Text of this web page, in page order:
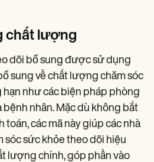
chất lượng
dõi bổ sung được sử dụng
sung về chất lượng chăm sóc
như các biện pháp phòng
bệnh nhân. Mặc dù không bắt
toán, các mã này giúp các nhà
sóc sức khỏe theo dõi hiệu
lượng chính, góp phần vào